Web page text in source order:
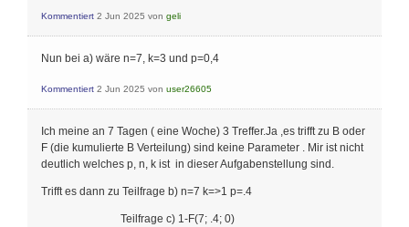
Kommentiert 2 Jun 2025 von geli
Nun bei a) wäre n=7, k=3 und p=0,4
Kommentiert 2 Jun 2025 von user26605
Ich meine an 7 Tagen ( eine Woche) 3 Treffer.Ja ,es trifft zu B oder
F (die kumulierte B Verteilung) sind keine Parameter . Mir ist nicht
deutlich welches p, n, k ist in dieser Aufgabenstellung sind.
Trifft es dann zu Teilfrage b) n=7 k=>1 p=.4
Teilfrage c) 1-F(7; .4; 0)